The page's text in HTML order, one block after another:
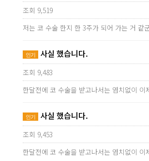
조회 9,519
저는 코 수술 한지 한 3주가 되어 가는 거
인기 사실 했습니다.
조회 9,483
한달전에 코 수술을 받고나서는 염치없이
인기 사실 했습니다.
조회 9,453
한달전에 코 수술을 받고나서는 염치없이